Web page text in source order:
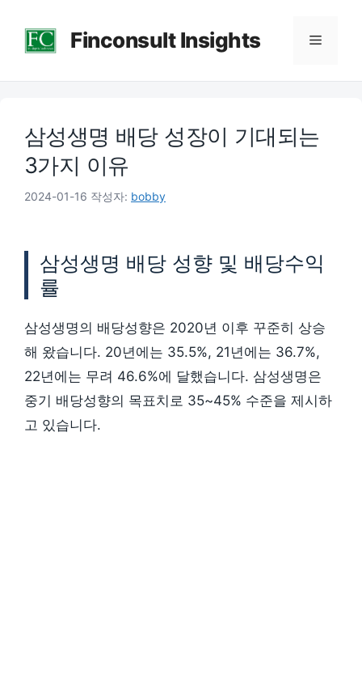
로
Finconsult Insights 메
삼성생명 배당 성장이 기대되는
3가지 이유
2024-01-16 작성자: bobby
삼성생명 배당 성향 및 배당수익
률
삼성생명의 배당성향은 2020년 이후 꾸준히 상승
해 왔습니다. 20년에는 35.5%, 21년에는 36.7%,
22년에는 무려 46.6%에 달했습니다. 삼성생명은
중기 배당성향의 목표치로 35~45% 수준을 제시하
고 있습니다.